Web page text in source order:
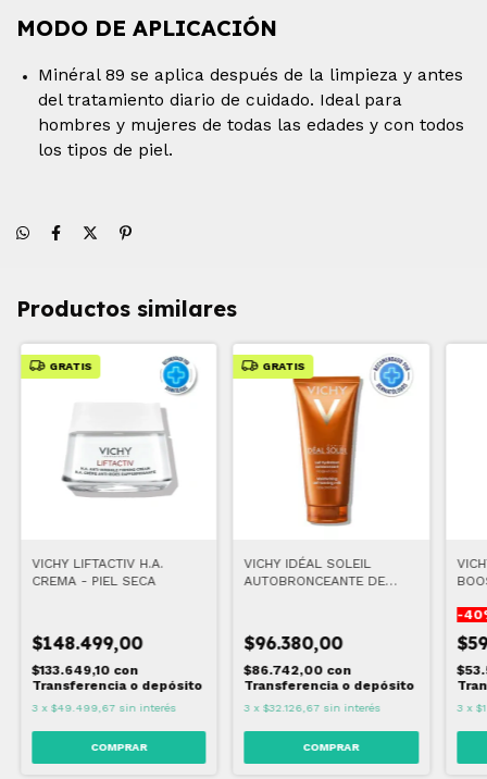
MODO DE APLICACIÓN
Minéral 89 se aplica después de la limpieza y antes
del tratamiento diario de cuidado. Ideal para
hombres y mujeres de todas las edades y con todos
los tipos de piel.
Productos similares
GRATIS
VICHY LIFTACTIV H.A.
CREMA - PIEL SECA
$148.499,00
$133.649,10 con
Transferencia o depósito
3 x $49.499,67 sin interés
GRATIS
VICHY IDÉAL SOLEIL
AUTOBRONCEANTE DE
$96.380,00
$86.742,00 con
Transferencia o depósito
3 x $32.126,67 sin interés
-40
3 x